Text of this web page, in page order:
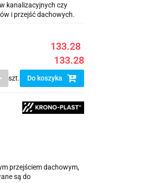
kanalizacyjnych czy
i przejść dachowych.
133.28
133.28
szt. Do koszyka
przejściem dachowym,
są do